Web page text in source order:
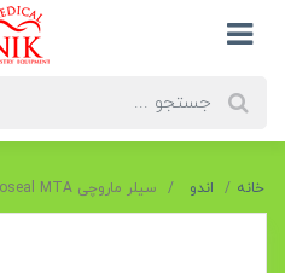
خانه اندو سیلر ماروچی Maruchi Endoseal MTA